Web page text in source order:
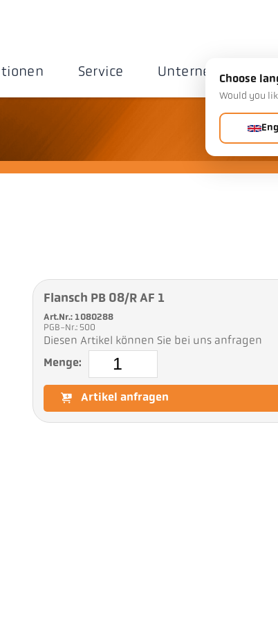
Service Unternehmen
Flansch PB 08/R AF 1
Art.Nr.: 1080288
PGB-Nr.: 500
Diesen Artikel können Sie bei uns anfragen
Menge:
Artikel anfragen
Choose
Would you